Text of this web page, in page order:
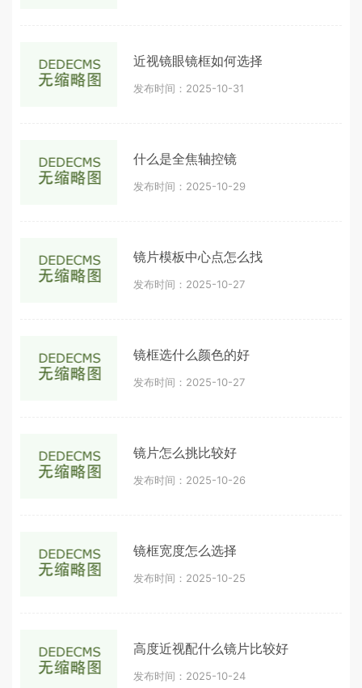
近视镜眼镜框如何选择
发布时间：2025-10-31
什么是全焦轴控镜
发布时间：2025-10-29
镜片模板中心点怎么找
发布时间：2025-10-27
镜框选什么颜色的好
发布时间：2025-10-27
镜片怎么挑比较好
发布时间：2025-10-26
镜框宽度怎么选择
发布时间：2025-10-25
高度近视配什么镜片比较好
发布时间：2025-10-24